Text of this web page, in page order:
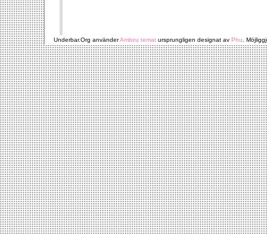
Underbar.Org använderAmbiru temat ursprungligen designat av Phu .